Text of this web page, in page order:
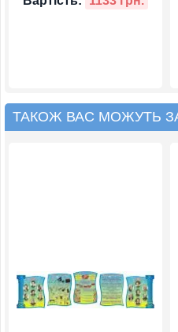
ТАКОЖ ВАС МОЖУТЬ